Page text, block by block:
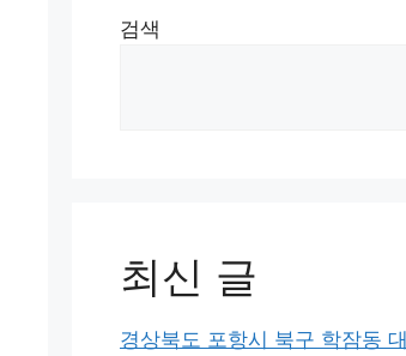
검색
최신 글
경상북도 포항시 북구 학잠동